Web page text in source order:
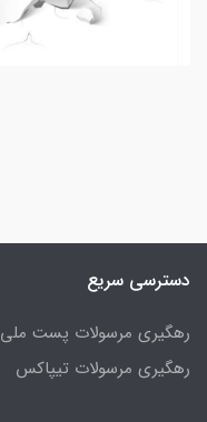
دسترسی سریع
رهگیری مرسولات پست ملی
رهگیری مرسولات تیپاکس